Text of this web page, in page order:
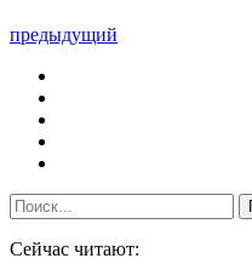
предыдущий
Сейчас читают: